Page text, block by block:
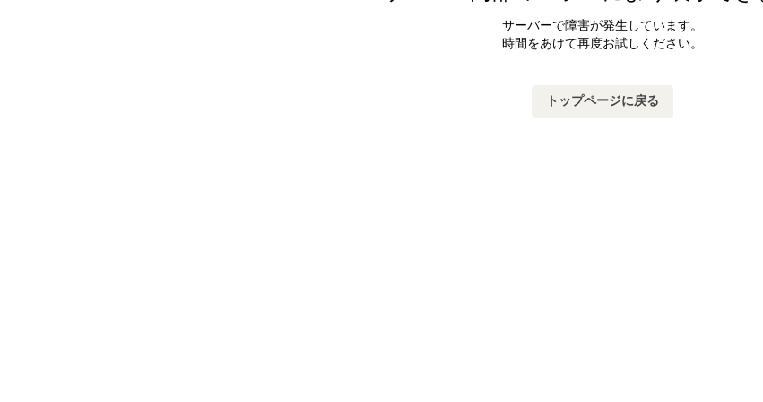
サーバーで障害が発生しています。
時間をあけて再度お試しください。
トップページに戻る